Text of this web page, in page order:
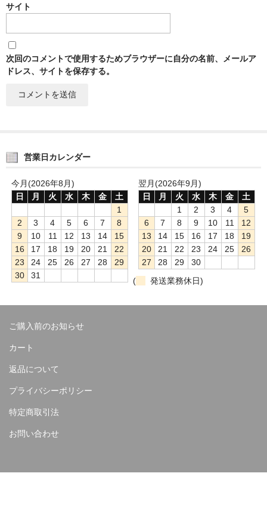
サイト
次回のコメントで使用するためブラウザーに自分の名前、メールア
ドレス、サイトを保存する。
営業日カレンダー
今月(2026年8月)
日
月 火 水 木 金
土
1
2
3 4 5 6 7
8
9
10 11 12 13 14
15
16
17 18 19 20 21
22
23
24 25 26 27 28
29
30
31
翌月(2026年9月)
日
月 火 水 木 金
土
1
2 3 4
5
6
7 8 9 10 11
12
13
14 15 16 17 18
19
20
21 22 23 24 25
26
27
28 29
30
(
発送業務休日)
ご購入前のお知らせ
カート
返品について
プライバシーポリシー
特定商取引法
お問い合わせ